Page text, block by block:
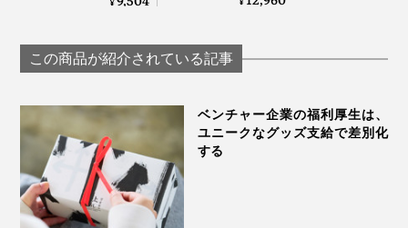
ハチミツ｜JARA
Honey
希少ハチミツ｜JARA
Honey
この商品が紹介されている記事
ベンチャー企業の福利厚生は、
ユニークなグッズ支給で差別化
する